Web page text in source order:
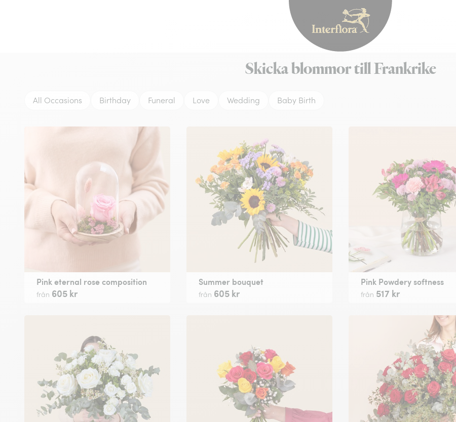
Skicka blommor till Frankrike
All Occasions Birthday Funeral Love Wedding Baby Birth
Pink eternal rose composition
från 605 kr
Summer bouquet
från 605 kr
Pink Powdery softness
från 517 kr